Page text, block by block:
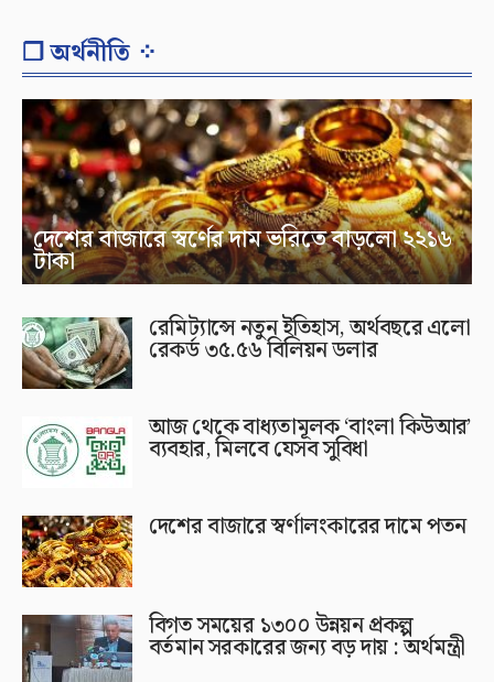
❐ অর্থনীতি ⁘
দেশের বাজারে স্বর্ণের দাম ভরিতে বাড়লো ২২১৬
টাকা
রেমিট্যান্সে নতুন ইতিহাস, অর্থবছরে এলো
রেকর্ড ৩৫.৫৬ বিলিয়ন ডলার
আজ থেকে বাধ্যতামূলক ‘বাংলা কিউআর’
ব্যবহার, মিলবে যেসব সুবিধা
দেশের বাজারে স্বর্ণালংকারের দামে পতন
বিগত সময়ের ১৩০০ উন্নয়ন প্রকল্প
বর্তমান সরকারের জন্য বড় দায় : অর্থমন্ত্রী